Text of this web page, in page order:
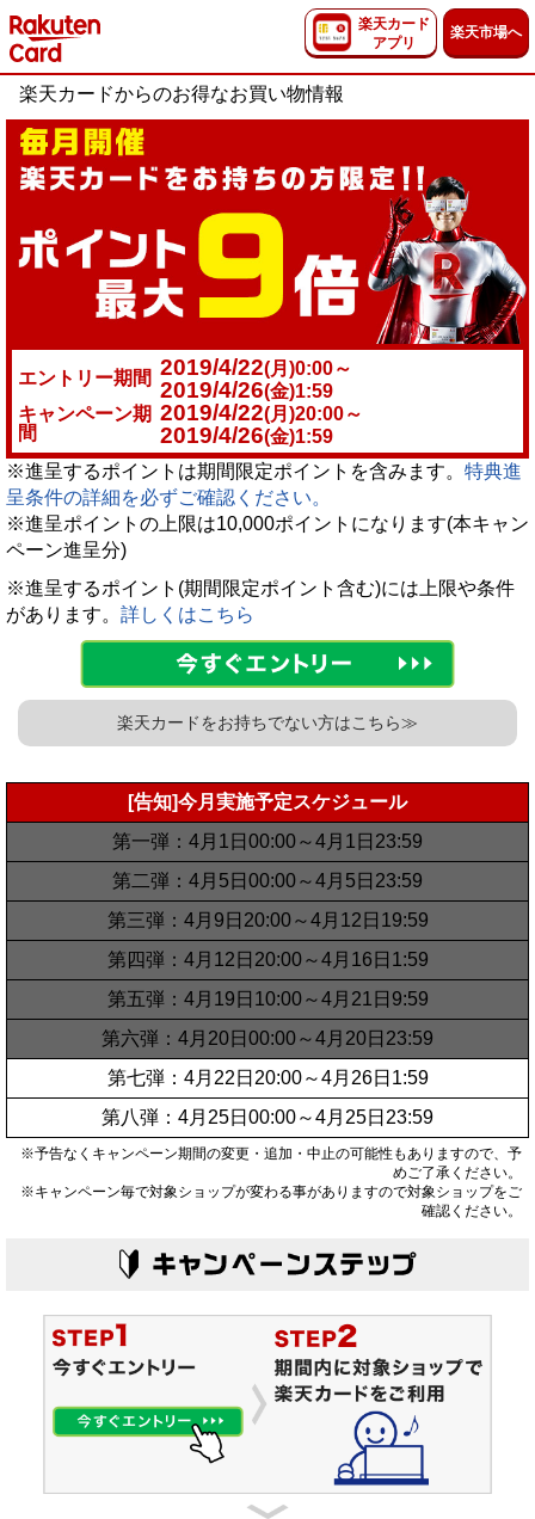
楽天カード
アプリ
楽天市場へ
楽天カードからのお得なお買い物情報
エントリー期間 2019/4/22(月)0:00～
2019/4/26(金)1:59
キャンペーン期
間
2019/4/22(月)20:00～
2019/4/26(金)1:59
※進呈するポイントは期間限定ポイントを含みます。 特典進
呈条件の詳細を必ずご確認ください。
※進呈ポイントの上限は10,000ポイントになります(本キャン
ペーン進呈分)
※進呈するポイント(期間限定ポイント含む)には上限や条件
があります。 詳しくはこちら
楽天カードをお持ちでない方はこちら≫
[告知]今月実施予定スケジュール
第一弾：4月1日00:00～4月1日23:59
第二弾：4月5日00:00～4月5日23:59
第三弾：4月9日20:00～4月12日19:59
第四弾：4月12日20:00～4月16日1:59
第五弾：4月19日10:00～4月21日9:59
第六弾：4月20日00:00～4月20日23:59
第七弾：4月22日20:00～4月26日1:59
第八弾：4月25日00:00～4月25日23:59
※予告なくキャンペーン期間の変更・追加・中止の可能性もありますので、予
めご了承ください。
※キャンペーン毎で対象ショップが変わる事がありますので対象ショップをご
確認ください。